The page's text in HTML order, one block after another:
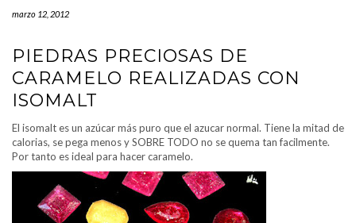
marzo 12, 2012
PIEDRAS PRECIOSAS DE
CARAMELO REALIZADAS CON
ISOMALT
El isomalt es un azúcar más puro que el azucar normal. Tiene la mitad de
calorias, se pega menos y SOBRE TODO no se quema tan facilmente.
Por tanto es ideal para hacer caramelo.